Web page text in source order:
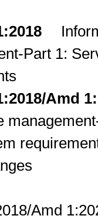
Part 1:
Amd
Amd